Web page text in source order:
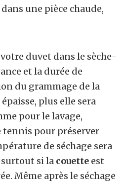
une pièce chaude,
duvet dans le sèche-
et la durée de
du grammage de la
plus elle sera
pour le lavage,
tennis pour préserver
de séchage sera
surtout si la couette est
Même après le séchage